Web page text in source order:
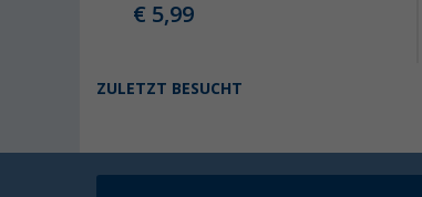
€ 5,99
ZULETZT BESUCHT